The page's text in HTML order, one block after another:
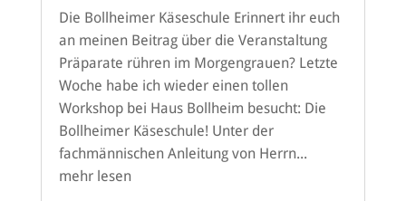
Die Bollheimer Käseschule Erinnert ihr euch
an meinen Beitrag über die Veranstaltung
Präparate rühren im Morgengrauen? Letzte
Woche habe ich wieder einen tollen
Workshop bei Haus Bollheim besucht: Die
Bollheimer Käseschule! Unter der
fachmännischen Anleitung von Herrn...
mehr lesen